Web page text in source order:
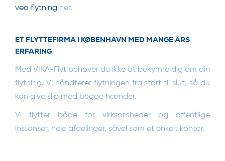
ved flytning her.
ET FLYTTEFIRMA I KØBENHAVN MED MANGE ÅRS
ERFARING
Med VIKA-Flyt behøver du ikke at bekymre dig om din
flytning. Vi håndterer flytningen fra start til slut, så du
kan give slip med begge hænder.
Vi flytter både for virksomheder og offentlige
instanser, hele afdelinger, såvel som et enkelt kontor.